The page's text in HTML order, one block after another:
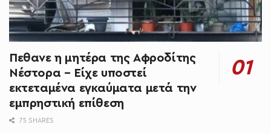
Πεθανε η μητέρα της Αφροδίτης
Νέστορα – Είχε υποστεί
εκτεταμένα εγκαύματα μετά την
εμπρηστική επίθεση
75 SHARES